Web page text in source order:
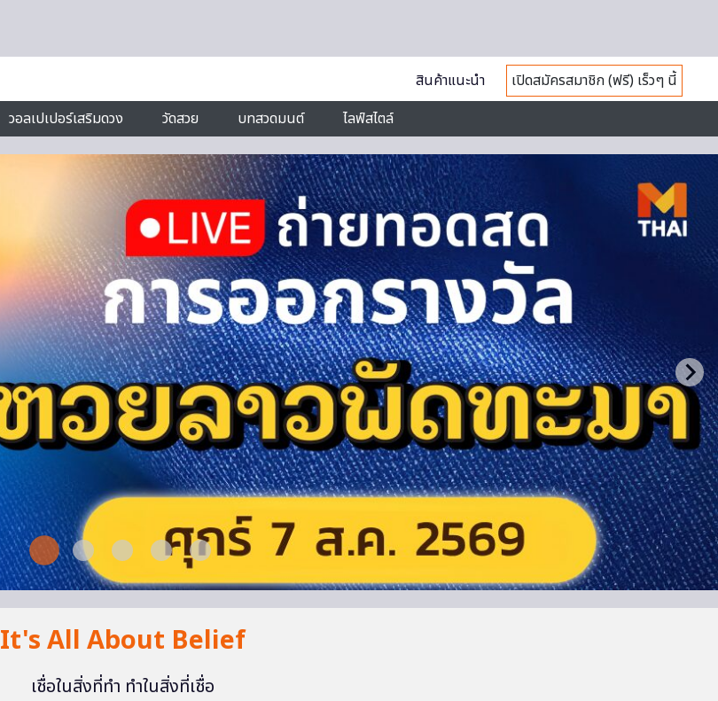
สินค้าแนะนำ
เปิดสมัครสมาชิก (ฟรี) เร็วๆ นี้
วอลเปเปอร์เสริมดวง วัดสวย บทสวดมนต์ ไลฟ์สไตล์
It's All About Belief
เชื่อในสิ่งที่ทำ ทำในสิ่งที่เชื่อ